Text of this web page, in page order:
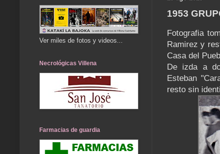
1953
Fotografia
Ramirez y
Casa del
De izda a
Esteban
resto sin
Ver miles de fotos y videos...
Necrológicas Villena
Farmacias de guardia